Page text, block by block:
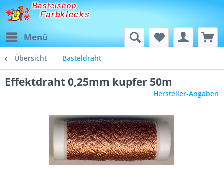
Bastelshop
Farbklecks
Menü
Übersicht Basteldraht
Effektdraht 0,25mm kupfer 50m
Hersteller-Angaben